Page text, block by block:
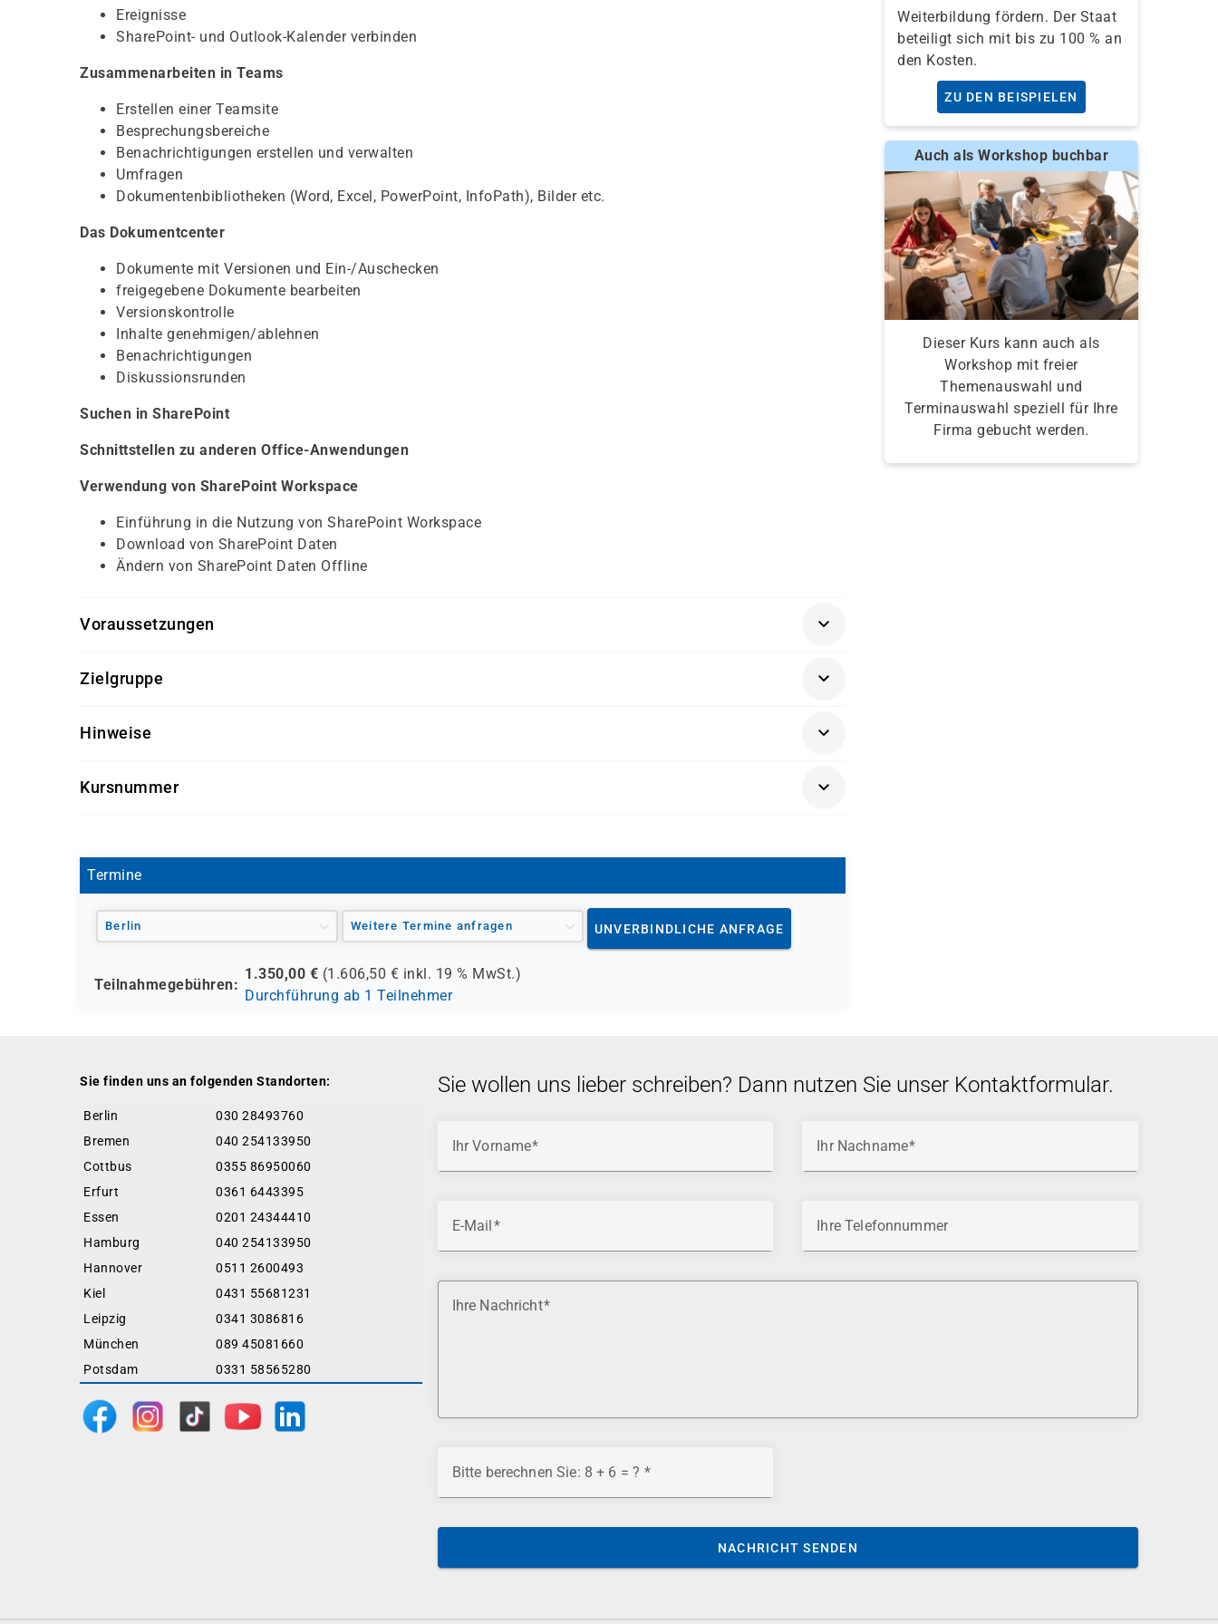
Ereignisse
SharePoint- und Outlook-Kalender verbinden
Zusammenarbeiten in Teams
Erstellen einer Teamsite
Besprechungsbereiche
Benachrichtigungen erstellen und verwalten
Umfragen
Dokumentenbibliotheken (Word, Excel, PowerPoint, InfoPath), Bilder etc.
Das Dokumentcenter
Dokumente mit Versionen und Ein-/Auschecken
freigegebene Dokumente bearbeiten
Versionskontrolle
Inhalte genehmigen/ablehnen
Benachrichtigungen
Diskussionsrunden
Suchen in SharePoint
Schnittstellen zu anderen Office-Anwendungen
Verwendung von SharePoint Workspace
Einführung in die Nutzung von SharePoint Workspace
Download von SharePoint Daten
Ändern von SharePoint Daten Offline
Voraussetzungen
PC Grundkenntnisse
Zielgruppe
Hinweise
Kursnummer
Termine
Berlin Weitere Termine anfragen UNVERBINDLICHE ANFRAGE
Teilnahmegebühren:
1.350,00 € (1.606,50 € inkl. 19 % MwSt.)
Durchführung ab 1 Teilnehmer
Weiterbildung fördern. Der Staat
beteiligt sich mit bis zu 100 % an
den Kosten.
ZU DEN BEISPIELEN
Auch als Workshop buchbar
Dieser Kurs kann auch als
Workshop mit freier
Themenauswahl und
Terminauswahl speziell für Ihre
Firma gebucht werden.
Sie finden uns an folgenden Standorten:
Berlin
030 28493760
Bremen
040 254133950
Cottbus
0355 86950060
Erfurt
0361 6443395
Essen
0201 24344410
Hamburg
040 254133950
Hannover
0511 2600493
Kiel
0431 55681231
Leipzig
0341 3086816
München
089 45081660
Potsdam
0331 58565280
Sie wollen uns lieber schreiben? Dann nutzen Sie unser Kontaktformular.
Ihr Vorname Ihr Nachname
E-Mail Ihre Telefonnummer
Ihre Nachricht
Bitte berechnen Sie: 8 + 6 = ?
NACHRICHT SENDEN